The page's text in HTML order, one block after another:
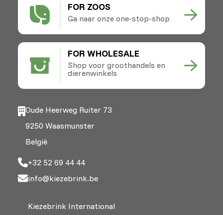
FOR ZOOS
Ga naar onze one-stop-shop
FOR WHOLESALE
Shop voor groothandels en
dierenwinkels
Oude Heerweg Ruiter 73
9250 Waasmunster
België
+32 52 69 44 44
info@kiezebrink.be
Kiezebrink International